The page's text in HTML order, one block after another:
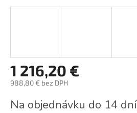
1 216,20 €
988,80 € bez DPH
cena:
Na objednávku do 14 dní